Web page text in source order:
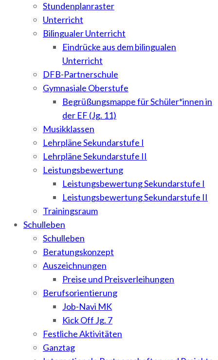
Stundenplanraster
Unterricht
Bilingualer Unterricht
Eindrücke aus dem bilingualen
Unterricht
DFB-Partnerschule
Gymnasiale Oberstufe
Begrüßungsmappe für Schüler*innen in
der EF (Jg. 11)
Musikklassen
Lehrpläne Sekundarstufe I
Lehrpläne Sekundarstufe II
Leistungsbewertung
Leistungsbewertung Sekundarstufe I
Leistungsbewertung Sekundarstufe II
Trainingsraum
Schulleben
Schulleben
Beratungskonzept
Auszeichnungen
Preise und Preisverleihungen
Berufsorientierung
Job-Navi MK
Kick Off Jg. 7
Festliche Aktivitäten
Ganztag